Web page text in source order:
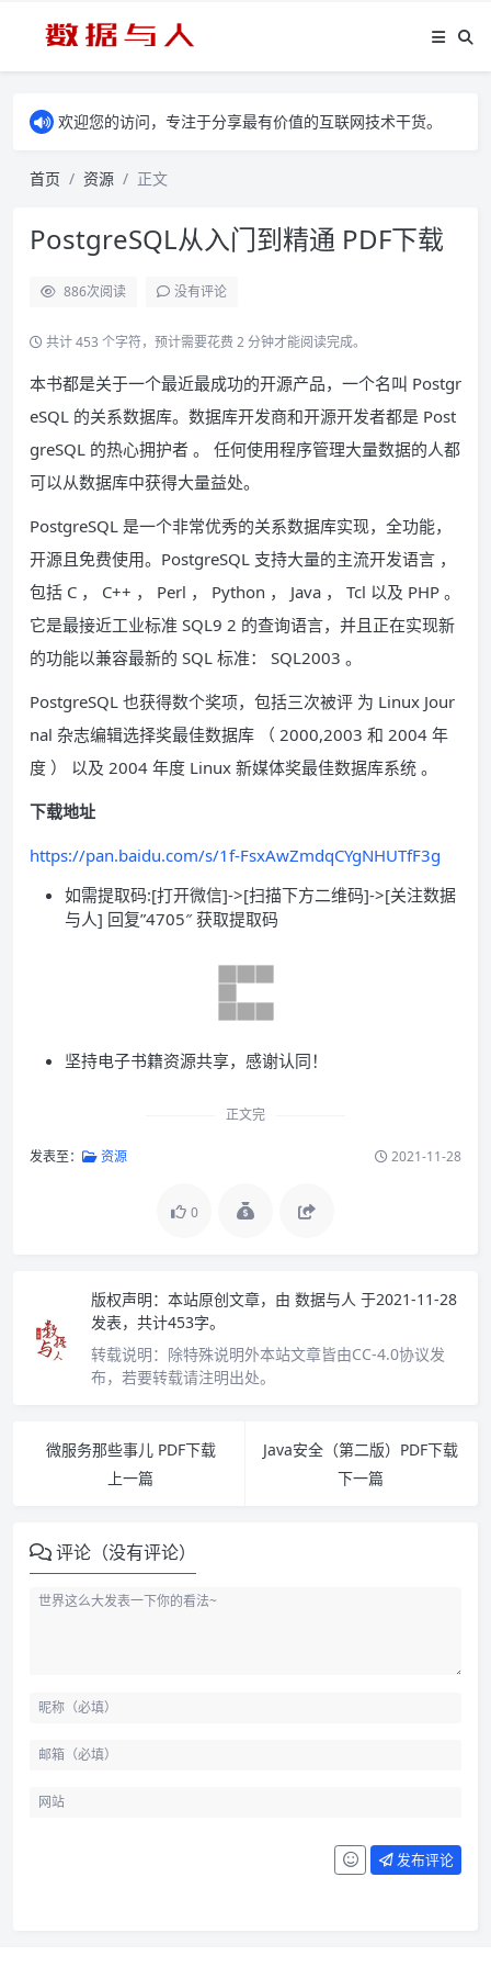
欢迎您的访问，专注于分享最有价值的互联网技术干货。
首页 资源 正文
PostgreSQL从入门到精通 PDF下载
886次阅读 没有评论
共计 453 个字符，预计需要花费 2 分钟才能阅读完成。
本书都是关于一个最近最成功的开源产品，一个名叫 Postgr
eSQL 的关系数据库。数据库开发商和开源开发者都是 Post
greSQL 的热心拥护者 。 任何使用程序管理大量数据的人都
可以从数据库中获得大量益处。
PostgreSQL 是一个非常优秀的关系数据库实现，全功能，
开源且免费使用。PostgreSQL 支持大量的主流开发语言 ，
包括 C ， C++ ， Perl ， Python ， Java ， Tcl 以及 PHP 。
它是最接近工业标准 SQL9 2 的查询语言，并且正在实现新
的功能以兼容最新的 SQL 标准： SQL2003 。
PostgreSQL 也获得数个奖项，包括三次被评 为 Linux Jour
nal 杂志编辑选择奖最佳数据库 （ 2000,2003 和 2004 年
度 ） 以及 2004 年度 Linux 新媒体奖最佳数据库系统 。
下载地址
https://pan.baidu.com/s/1f-FsxAwZmdqCYgNHUTfF3g
如需提取码:[打开微信]->[扫描下方二维码]->[关注数据
与人] 回复”4705″ 获取提取码
坚持电子书籍资源共享，感谢认同！
正文完
发表至： 资源 2021-11-28
0
版权声明： 本站原创文章，由 数据与人 于2021-11-28
发表，共计453字。
转载说明： 除特殊说明外本站文章皆由CC-4.0协议发
布，若要转载请注明出处。
微服务那些事儿 PDF下载
上一篇
Java安全（第二版）PDF下载
下一篇
评论（没有评论）
发布评论